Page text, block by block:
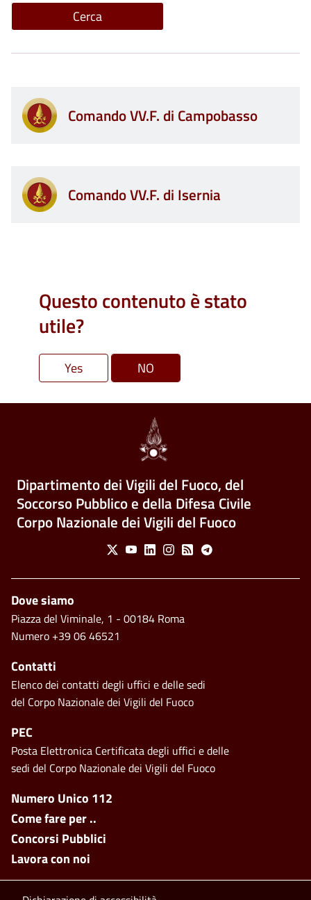
Comando VV.F. di Campobasso
Comando VV.F. di Isernia
Questo contenuto è stato
utile?
Dipartimento dei Vigili del Fuoco, del
Soccorso Pubblico e della Difesa Civile
Corpo Nazionale dei Vigili del Fuoco
Social Menu
X YoutubeLinkedinInstagram
Feed Telegram
Footer side menu
Numero Unico 112
Come fare per ..
Concorsi Pubblici
Lavora con noi
Piè di pagina
Dove siamo
Piazza del Viminale, 1 - 00184 Roma
Numero +39 06 46521
Contatti
Elenco dei contatti degli uffici e delle sedi
del Corpo Nazionale dei Vigili del Fuoco
PEC
Posta Elettronica Certificata degli uffici e delle
sedi del Corpo Nazionale dei Vigili del Fuoco